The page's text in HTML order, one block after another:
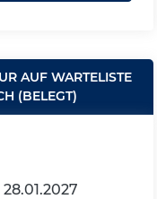
AUF WARTELISTE
(BELEGT)
28.01.2027